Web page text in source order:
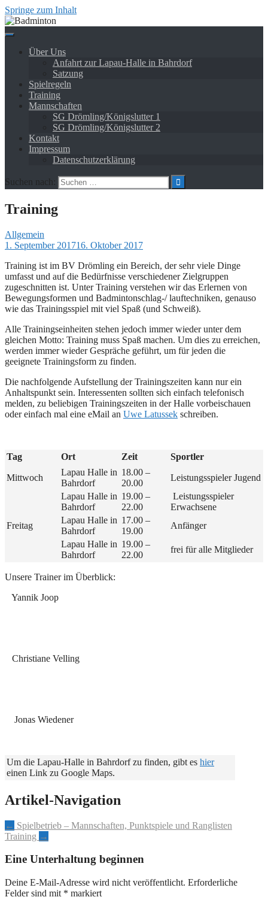
Springe zum Inhalt
Über Uns
Anfahrt zur Lapau-Halle in Bahrdorf
Satzung
Spielregeln
Training
Mannschaften
SG Drömling/Königslutter 1
SG Drömling/Königslutter 2
Kontakt
Impressum
Datenschutzerklärung
Suchen nach:
Training
Allgemein
1. September 201716. Oktober 2017
Training ist im BV Drömling ein Bereich, der sehr viele Dinge
umfasst und auf die Bedürfnisse verschiedener Zielgruppen
zugeschnitten ist. Unter Training verstehen wir das Erlernen von
Bewegungsformen und Badmintonschlag-/ lauftechniken, genauso
wie das Trainingsspiel mit viel Spaß (und Schweiß).
Alle Trainingseinheiten stehen jedoch immer wieder unter dem
gleichen Motto: Training muss Spaß machen. Um dies zu erreichen,
werden immer wieder Gespräche geführt, um für jeden die
geeignete Trainingsform zu finden.
Die nachfolgende Aufstellung der Trainingszeiten kann nur ein
Anhaltspunkt sein. Interessenten sollten sich einfach telefonisch
melden, zu beliebigen Trainingszeiten in der Halle vorbeischauen
oder einfach mal eine eMail an Uwe Latussek schreiben.
Tag Ort Zeit Sportler
Mittwoch
Lapau Halle in
Bahrdorf
18.00 –
20.00
Leistungsspieler Jugend
Lapau Halle in
Bahrdorf
19.00 –
22.00
Leistungsspieler
Erwachsene
Freitag
Lapau Halle in
Bahrdorf
17.00 –
19.00
Anfänger
Lapau Halle in
Bahrdorf
19.00 –
22.00
frei für alle Mitglieder
Unsere Trainer im Überblick:
Yannik Joop
Christiane Velling
Jonas Wiedener
Um die Lapau-Halle in Bahrdorf zu finden, gibt es hier
einen Link zu Google Maps.
Artikel-Navigation
← Spielbetrieb – Mannschaften, Punktspiele und Ranglisten
Training →
Eine Unterhaltung beginnen
Deine E-Mail-Adresse wird nicht veröffentlicht. Erforderliche
Felder sind mit * markiert